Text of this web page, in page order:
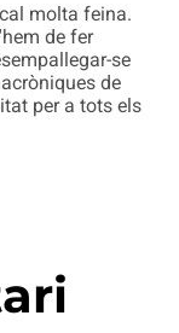
molta feina.
de fer
se
de
per a tots els